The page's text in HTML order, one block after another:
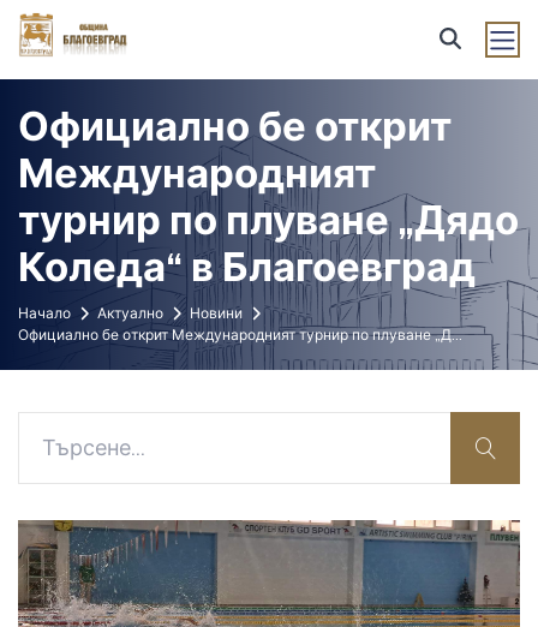
Официално бе открит
Международният
турнир по плуване „Дядо
Коледа“ в Благоевград
Начало Актуално
Новини
Официално бе открит Международният турнир по плуване „Д...